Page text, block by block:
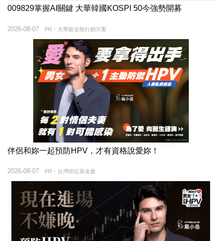
009829掌握AI關鍵 大華韓國KOSPI 50今強勢開募
PR・大華銀全能行銷方案
2026-08-07
伴侶和妳一起預防HPV，才有資格說愛妳！
PR・台灣癌症基金會
2026-08-07